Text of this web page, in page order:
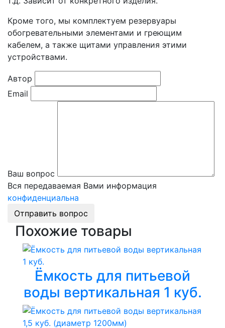
Кроме того, мы комплектуем резервуары
обогревательными элементами и греющим
кабелем, а также щитами управления этими
устройствами.
Автор
Email
Ваш вопрос
Вся передаваемая Вами информация
конфиденциальна
Отправить вопрос
Похожие товары
Ёмкость для питьевой
воды вертикальная 1 куб.